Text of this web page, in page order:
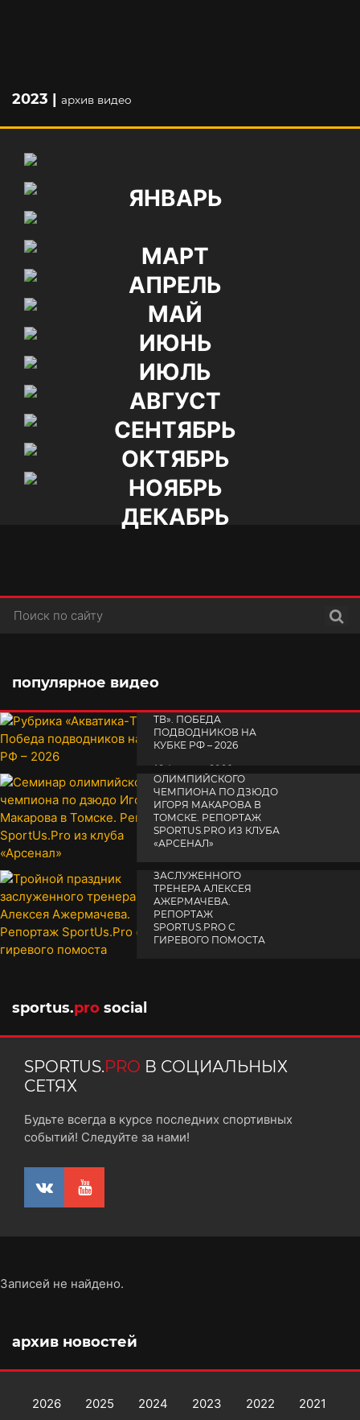
2023 | архив видео
ЯНВАРЬ
МАРТ
АПРЕЛЬ
МАЙ
ИЮНЬ
ИЮЛЬ
АВГУСТ
СЕНТЯБРЬ
ОКТЯБРЬ
НОЯБРЬ
ДЕКАБРЬ
популярное видео
TВ». ПОБЕДА
ПОДВОДНИКОВ НА
КУБКЕ РФ – 2026
19 февраля 2026
СЕМИНАР
ОЛИМПИЙСКОГО
ЧЕМПИОНА ПО ДЗЮДО
ИГОРЯ МАКАРОВА В
ТОМСКЕ. РЕПОРТАЖ
SPORTUS.PRO ИЗ КЛУБА
«АРСЕНАЛ»
ЗАСЛУЖЕННОГО
ТРЕНЕРА АЛЕКСЕЯ
АЖЕРМАЧЕВА.
РЕПОРТАЖ
SPORTUS.PRO С
ГИРЕВОГО ПОМОСТА
sportus.pro social
SPORTUS.PRO В СОЦИАЛЬНЫХ
СЕТЯХ
Будьте всегда в курсе последних спортивных
событий! Следуйте за нами!
Записей не найдено.
архив новостей
2026 2025 2024 2023 2022 2021